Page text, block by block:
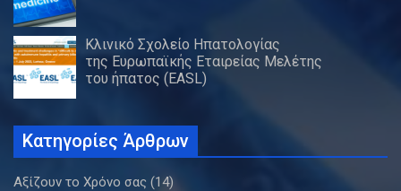
Κλινικό Σχολείο Ηπατολογίας
της Ευρωπαϊκής Εταιρείας Μελέτης
του ήπατος (EASL)
Κατηγορίες Άρθρων
Αξίζουν το Χρόνο σας (14)